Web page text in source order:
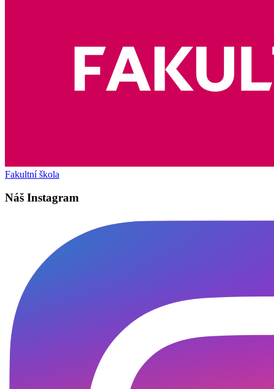
Fakultní škola
Náš Instagram